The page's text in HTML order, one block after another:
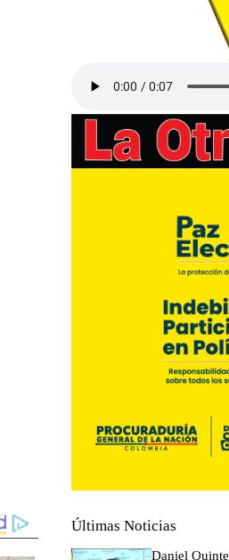
Últimas Noticias
Daniel